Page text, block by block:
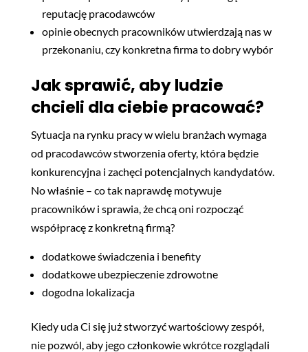
reputację pracodawców
opinie obecnych pracowników utwierdzają nas w
przekonaniu, czy konkretna firma to dobry wybór
Jak sprawić, aby ludzie
chcieli dla ciebie pracować?
Sytuacja na rynku pracy w wielu branżach wymaga
od pracodawców stworzenia oferty, która będzie
konkurencyjna i zachęci potencjalnych kandydatów.
No właśnie – co tak naprawdę motywuje
pracowników i sprawia, że chcą oni rozpocząć
współpracę z konkretną firmą?
dodatkowe świadczenia i benefity
dodatkowe ubezpieczenie zdrowotne
dogodna lokalizacja
Kiedy uda Ci się już stworzyć wartościowy zespół,
nie pozwól, aby jego członkowie wkrótce rozglądali